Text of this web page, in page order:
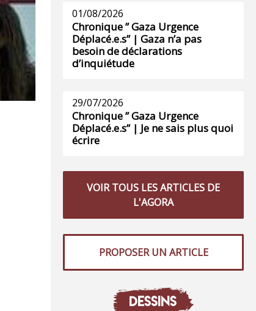
01/08/2026
Chronique ” Gaza Urgence
Déplacé.e.s” | Gaza n’a pas
besoin de déclarations
d’inquiétude
29/07/2026
Chronique ” Gaza Urgence
Déplacé.e.s” | Je ne sais plus quoi
écrire
VOIR TOUS LES ARTICLES DE
L'AGORA
PROPOSER UN ARTICLE
DESSINS